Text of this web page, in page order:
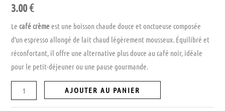
3.00€
Lecafé crèmeest une boisson chaude douce et onctueuse composée
d’un espresso allongé de lait chaud légèrement mousseux. Équilibré et
réconfortant, il offre une alternative plus douce au café noir, idéale
pour le petit-déjeuner ou une pause gourmande.
AJOUTER AU PANIER